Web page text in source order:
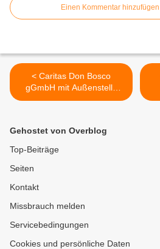
Einen Kommentar hinzufügen
< Caritas Don Bosco
gGmbH mit Außenstelle
Markushof in Gadheim
in kleinem Rahmen
Gehostet von Overblog
Top-Beiträge
Seiten
Kontakt
Missbrauch melden
Servicebedingungen
Cookies und persönliche Daten